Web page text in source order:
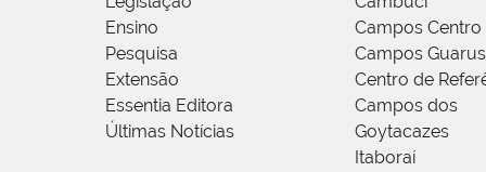
Ensino
Pesquisa
Extensão
Essentia Editora
Últimas Notícias
Campos Centro
Campos Guarus
Centro de
Campos dos
Goytacazes
Itaboraí